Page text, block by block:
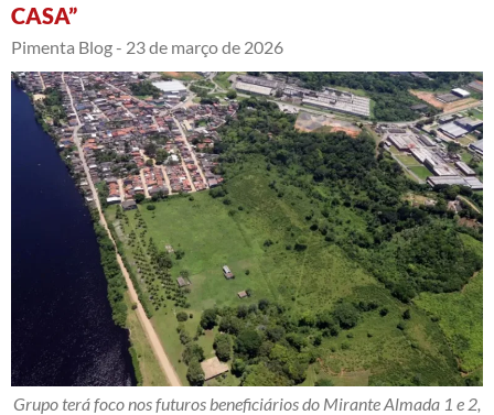
CASA”
Pimenta Blog - 23 de março de 2026
Grupo terá foco nos futuros beneficiários do Mirante Almada 1 e 2,